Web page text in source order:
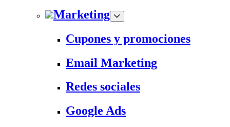
Marketing
Cupones y promociones
Email Marketing
Redes sociales
Google Ads